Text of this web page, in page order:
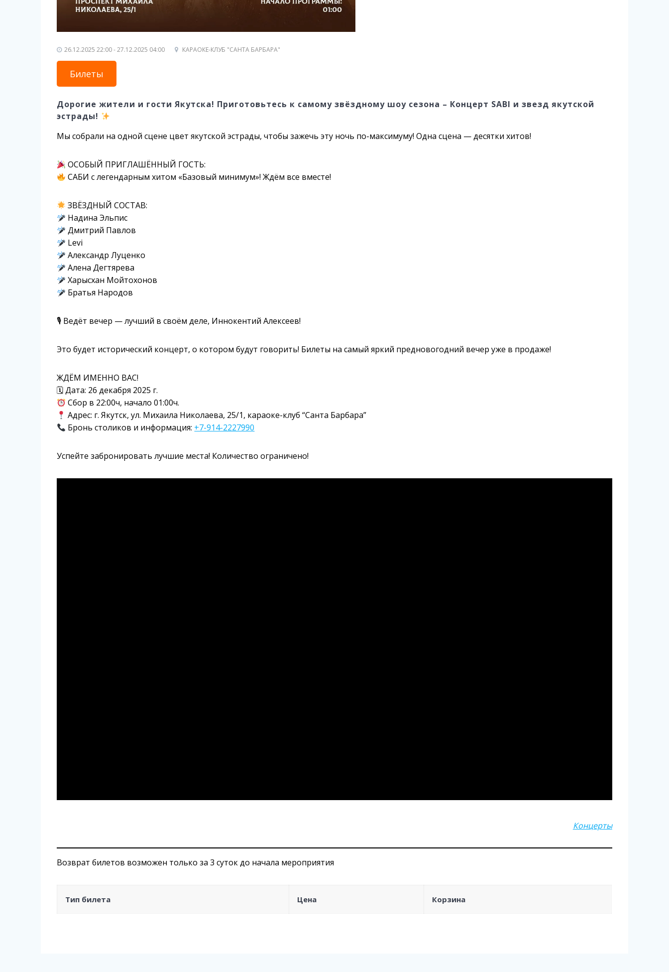
26.12.2025 22:00 - 27.12.2025 04:00 КАРАОКЕ-КЛУБ "САНТА БАРБАРА"
Билеты
Дорогие жители и гости Якутска! Приготовьтесь к самому звёздному шоу сезона – Концерт SABI и звезд якутской
эстрады!
Мы собрали на одной сцене цвет якутской эстрады, чтобы зажечь эту ночь по-максимуму! Одна сцена — десятки хитов!
ОСОБЫЙ ПРИГЛАШЁННЫЙ ГОСТЬ:
САБИ с легендарным хитом «Базовый минимум»! Ждём все вместе!
ЗВЁЗДНЫЙ СОСТАВ:
Надина Эльпис
Дмитрий Павлов
Levi
Александр Луценко
Алена Дегтярева
Харысхан Мойтохонов
Братья Народов
🎙 Ведёт вечер — лучший в своём деле, Иннокентий Алексеев!
Это будет исторический концерт, о котором будут говорить! Билеты на самый яркий предновогодний вечер уже в продаже!
ЖДЁМ ИМЕННО ВАС!
🗓 Дата: 26 декабря 2025 г.
Сбор в 22:00ч, начало 01:00ч.
Адрес: г. Якутск, ул. Михаила Николаева, 25/1, караоке-клуб “Санта Барбара”
Бронь столиков и информация: +7-914-2227990
Успейте забронировать лучшие места! Количество ограничено!
Концерты
Возврат билетов возможен только за 3 суток до начала мероприятия
Тип билета Цена Корзина